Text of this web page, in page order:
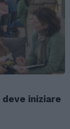
iniziare